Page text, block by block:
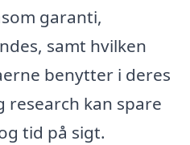
garanti,
samt hvilken
benytter i deres
research kan spare
tid på sigt.